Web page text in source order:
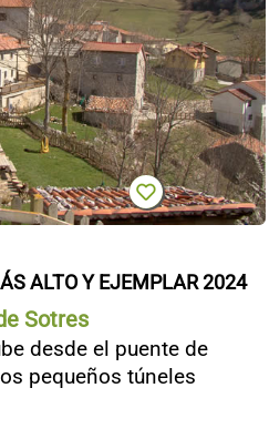
ALTO Y EJEMPLAR 2024
Sotres
desde el puente de
pequeños túneles